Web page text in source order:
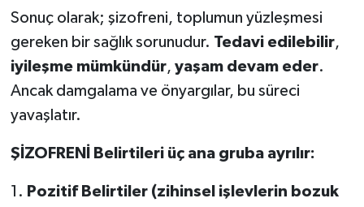
Sonuç olarak; şizofreni, toplumun yüzleşmesi
gereken bir sağlık sorunudur. Tedavi edilebilir,
iyileşme mümkündür, yaşam devam eder.
Ancak damgalama ve önyargılar, bu süreci
yavaşlatır.
ŞİZOFRENİ Belirtileri üç ana gruba ayrılır:
1. Pozitif Belirtiler (zihinsel işlevlerin bozuk